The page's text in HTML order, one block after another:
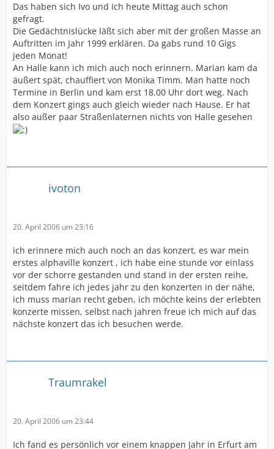
Das haben sich Ivo und Ich heute Mittag auch schon
gefragt.
Die Gedächtnislücke läßt sich aber mit der großen Masse an
Auftritten im Jahr 1999 erklären. Da gabs rund 10 Gigs
jeden Monat!
An Halle kann ich mich auch noch erinnern. Marian kam da
äußert spät, chauffiert von Monika Timm. Man hatte noch
Termine in Berlin und kam erst 18.00 Uhr dort weg. Nach
dem Konzert gings auch gleich wieder nach Hause. Er hat
also außer paar Straßenlaternen nichts von Halle gesehen
ivoton
20. April 2006 um 23:16
ich erinnere mich auch noch an das konzert, es war mein
erstes alphaville konzert , ich habe eine stunde vor einlass
vor der schorre gestanden und stand in der ersten reihe,
seitdem fahre ich jedes jahr zu den konzerten in der nähe,
ich muss marian recht geben, ich möchte keins der erlebten
konzerte missen, selbst nach jahren freue ich mich auf das
nächste konzert das ich besuchen werde.
Traumrakel
20. April 2006 um 23:44
Ich fand es persönlich vor einem knappen Jahr in Erfurt am